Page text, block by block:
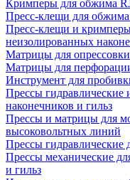
Кримперы для обжима
Пресс-клещи для
Пресс-клещи и
неизолированных
Матрицы для опрессовки
Матрицы для
Инструмент для
Прессы гидравлические
наконечников и гильз
Прессы и матрицы для
высоковольтных линий
Прессы гидравлические
Прессы механические
и гильз